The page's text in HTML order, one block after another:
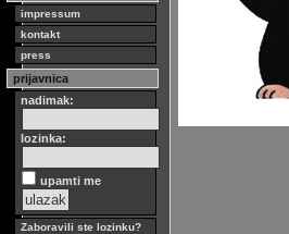
impressum
kontakt
press
prijavnica
nadimak:
lozinka:
upamti me
Zaboravili ste lozinku?